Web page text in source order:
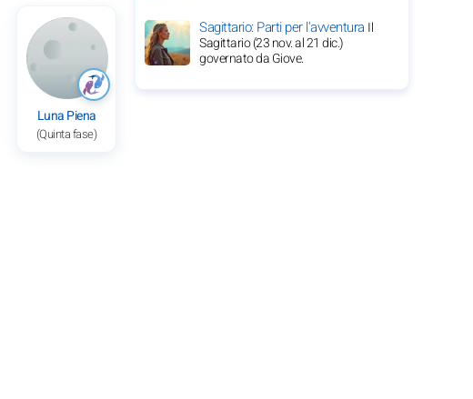
Luna Piena
(Quinta fase)
Sagittario: Parti per l'avventura Il
Sagittario (23 nov. al 21 dic.)
governato da Giove.